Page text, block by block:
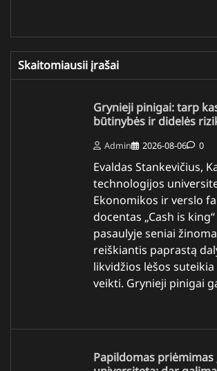
Skaitomiausii įrašai
Grynieji pinigai: tarp
būtinybės ir didelės
Admin 2026-08-06 0
Evaldas Stankevičius,
technologijos
Ekonomikos ir verslo
docentas „Cash is
pasaulyje seniai
reiškiantis paprastą
likvidžios lėšos suteikia
veikti. Grynieji pinigai
Papildomas priėmimas